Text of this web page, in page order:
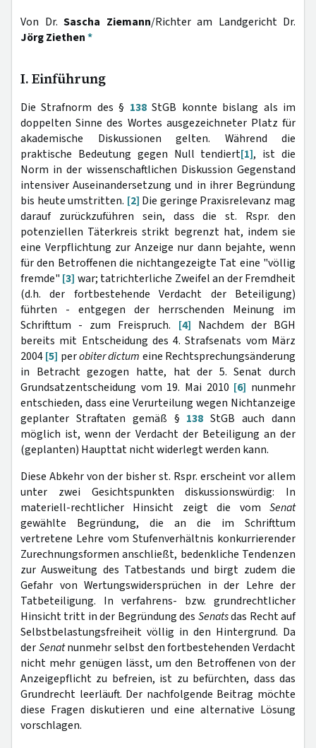
Von Dr. Sascha Ziemann/Richter am Landgericht Dr.
Jörg Ziethen*
I. Einführung
Die Strafnorm des § 138StGB konnte bislang als im
doppelten Sinne des Wortes ausgezeichneter Platz für
akademische Diskussionen gelten. Während die
praktische Bedeutung gegen Null tendiert[1], ist die
Norm in der wissenschaftlichen Diskussion Gegenstand
intensiver Aus­einandersetzung und in ihrer Begründung
bis heute umstritten. [2] Die geringe Praxisrelevanz mag
darauf zurückzuführen sein, dass die st. Rspr. den
potenziellen Täterkreis strikt begrenzt hat, indem sie
eine Verpflichtung zur Anzeige nur dann bejahte, wenn
für den Betroffenen die nichtangezeigte Tat eine "völlig
fremde" [3] war; tatrichterliche Zweifel an der Fremdheit
(d.h. der fortbestehende Verdacht der Beteiligung)
führten - entgegen der herrschenden Meinung im
Schrifttum - zum Freispruch. [4] Nachdem der BGH
bereits mit Entscheidung des 4. Strafsenats vom März
2004[5] perobiter dictum eine Rechtsprechungsänderung
in Betracht gezogen hatte, hat der 5. Senat durch
Grundsatzentscheidung vom 19. Mai 2010 [6] nunmehr
entschieden, dass eine Verurteilung wegen Nichtanzeige
geplanter Straftaten gemäß § 138 StGB auch dann
möglich ist, wenn der Verdacht der Beteiligung an der
(geplanten) Haupttat nicht widerlegt werden kann.
Diese Abkehr von der bisher st. Rspr. erscheint vor allem
unter zwei Gesichtspunkten diskussionswürdig: In
materiell-rechtlicher Hinsicht zeigt die vom Senat
gewählte Begründung, die an die im Schrifttum
vertretene Lehre vom Stufenverhältnis konkurrierender
Zurechnungsformen anschließt, bedenkliche Tendenzen
zur Ausweitung des Tatbestands und birgt zudem die
Gefahr von Wertungswidersprüchen in der Lehre der
Tatbeteiligung. In verfahrens- bzw. grundrechtlicher
Hinsicht tritt in der Begründung des Senatsdas Recht auf
Selbstbelastungsfreiheit völlig in den Hintergrund. Da
derSenatnunmehr selbst den fortbestehenden Verdacht
nicht mehr genügen lässt, um den Betroffenen von der
Anzeige­pflicht zu befreien, ist zu befürchten, dass das
Grundrecht leerläuft. Der nachfolgende Beitrag möchte
diese Fragen diskutieren und eine alternative Lösung
vorschlagen.